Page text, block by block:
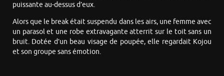
puissante au-dessus d’eux.
Alors que le break était suspendu dans les airs, une femme avec
un parasol et une robe extravagante atterrit sur le toit sans un
bruit. Dotée d’un beau visage de poupée, elle regardait Kojou
et son groupe sans émotion.